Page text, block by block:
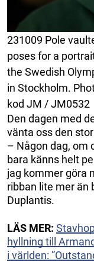
231009 Pole
poses for a
the Swedish
in Stockholm.
kod JM / JM0532
Den dagen med
vänta oss den
– Någon dag, om
bara känns helt
jag kommer göra
ribban lite mer än
Duplantis.
LÄS MER:
hyllning till
i världen: